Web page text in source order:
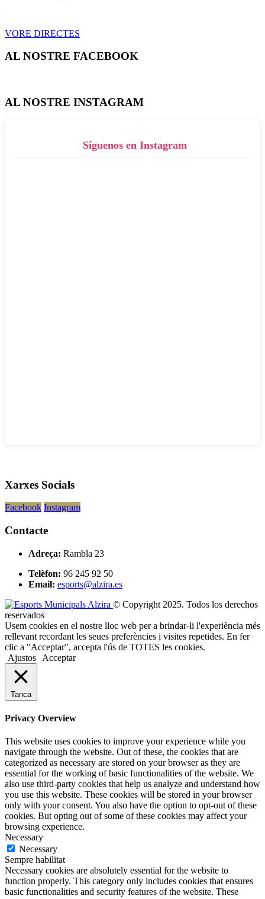
VORE DIRECTES
AL NOSTRE FACEBOOK
AL NOSTRE INSTAGRAM
Síguenos en Instagram
Xarxes Socials
Facebook Instagram
Contacte
Adreça: Rambla 23
Telèfon: 96 245 92 50
Email: esports@alzira.es
© Copyright 2025. Todos los derechos
reservados
Usem cookies en el nostre lloc web per a brindar-li l'experiència més
rellevant recordant les seues preferències i visites repetides. En fer
clic a "Acceptar", accepta l'ús de TOTES les cookies.
Ajustos
Acceptar
Tanca
Privacy Overview
This website uses cookies to improve your experience while you
navigate through the website. Out of these, the cookies that are
categorized as necessary are stored on your browser as they are
essential for the working of basic functionalities of the website. We
also use third-party cookies that help us analyze and understand how
you use this website. These cookies will be stored in your browser
only with your consent. You also have the option to opt-out of these
cookies. But opting out of some of these cookies may affect your
browsing experience.
Necessary
Necessary
Sempre habilitat
Necessary cookies are absolutely essential for the website to
function properly. This category only includes cookies that ensures
basic functionalities and security features of the website. These